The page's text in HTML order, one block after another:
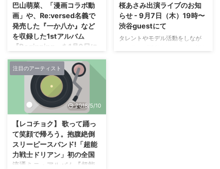
女たちは、3月20日(水)に最新シ
ングル『疑心暗鬼』を発売する。
本作には、女性が心に秘めた本
性を詰め込んできた。その鍵を握
るのが、「憎悪」「狂恋」「萌
（読み：ことね）の初のミニ・ア
ルバム『願い』のリード曲“願
い”のミュージック・ビデオを公
開しました。 「ワン! チャン!!～
巴山萌菜、「漫画コラボ動
画」や、Re:versed名義で
発売した『一か八か』など
を収録した1stアルバム
『Beginning』を1月9日に
「アイカツ!」歌唱担当を卒業
後、ソロシンガーとして活動を始
めて約2年。1月9日に待望の1stア
ルバム『Beginning』を発売する
巴山萌菜。中には、漫画やイラス
トした楽曲たち。Re:versed名義
でシングル発売、ドラマ「賭ケグ
ルイ」のテーマ曲にも起用された
『一か八か』などを収録してい
桜あさみ出演ライブのお知
らせ - 9月7日（木）19時〜
渋谷guest‬にて
タレントやモデル活動をしなが
注目のアーティスト
2018/5/10
【レコチョク】 歌って踊っ
て笑顔で帰ろう。抱腹絶倒
スリーピースバンド!「超能
力戦士ドリアン」初の全国
流通ミニ・アルバム『超能